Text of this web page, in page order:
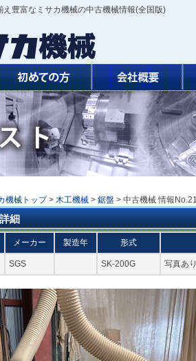
え豊富なミサカ機械の中古機械情報(全国版)
機械トップ > 木工機械 > 鋸盤 > 中古機械 情報
細
メーカー 製造年 形式
SGS SK-200G 写真あ